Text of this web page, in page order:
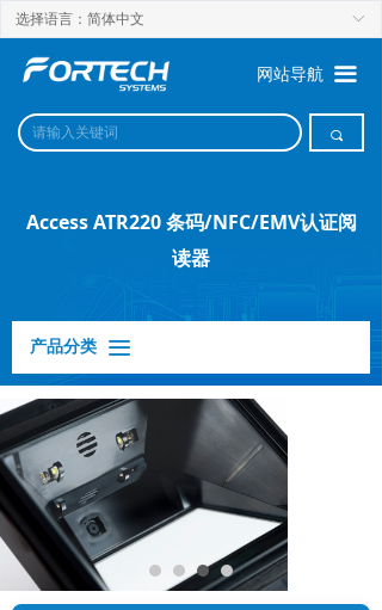
끠
끀
网站导航
ꀅ
选择语言：简体中文
Access ATR220 条码/NFC/EMV认证阅
读器
产品分类 끀